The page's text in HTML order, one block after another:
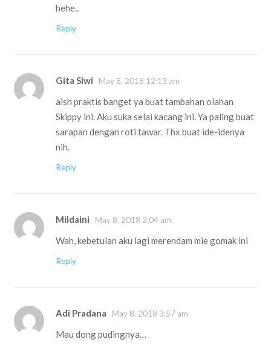
hehe..
Reply
Gita Siwi May 8, 2018 12:13 am
aish praktis banget ya buat tambahan olahan
Skippy ini. Aku suka selai kacang ini. Ya paling buat
sarapan dengan roti tawar. Thx buat ide-idenya
nih.
Reply
Mildaini May 8, 2018 2:04 am
Wah, kebetulan aku lagi merendam mie gomak ini
Reply
Adi Pradana May 8, 2018 3:57 am
Mau dong pudingnya…